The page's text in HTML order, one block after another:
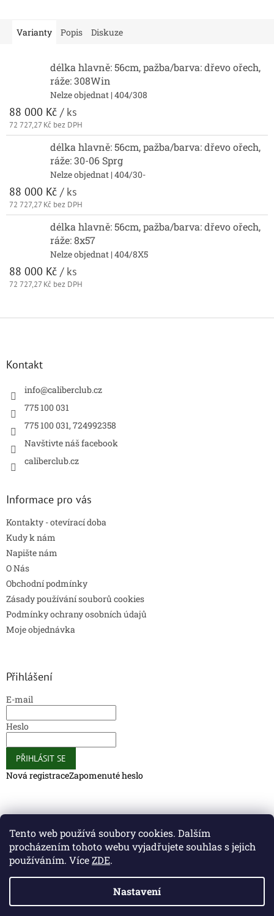
Tento web používá soubory cookies. Dalším
procházením tohoto webu vyjadřujete souhlas s jejich
používáním. VíceZDE.
Nastavení
Varianty Popis Diskuze
délka hlavně: 56cm, pažba/barva: dřevo ořech,
ráže: 308Win
Nelze objednat | 404/308
88 000 Kč / ks
72 727,27 Kč bez DPH
délka hlavně: 56cm, pažba/barva: dřevo ořech,
ráže: 30-06 Sprg
Nelze objednat | 404/30-
88 000 Kč / ks
72 727,27 Kč bez DPH
délka hlavně: 56cm, pažba/barva: dřevo ořech,
ráže: 8x57
Nelze objednat | 404/8X5
88 000 Kč / ks
72 727,27 Kč bez DPH
Z
Kontakt
info@caliberclub.cz
775 100 031
775 100 031, 724992358
Navštivte náš facebook
caliberclub.cz
Informace pro vás
Kontakty - otevírací doba
Kudy k nám
Napište nám
O Nás
Obchodní podmínky
Zásady používání souborů cookies
Podmínky ochrany osobních údajů
Moje objednávka
Přihlášení
E-mail
Heslo
PŘIHLÁSIT SE
Nová registraceZapomenuté heslo